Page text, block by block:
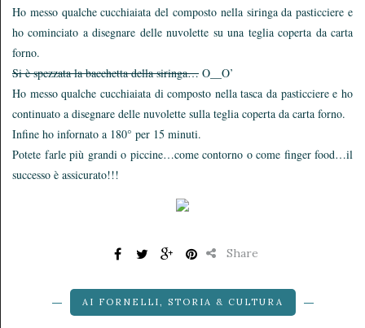
Ho messo qualche cucchiaiata del composto nella siringa da pasticciere e
ho cominciato a disegnare delle nuvolette su una teglia coperta da carta
forno.
Si è spezzata la bacchetta della siringa… O__O’
Ho messo qualche cucchiaiata di composto nella tasca da pasticciere e ho
continuato a disegnare delle nuvolette sulla teglia coperta da carta forno.
Infine ho infornato a 180° per 15 minuti.
Potete farle più grandi o piccine…come contorno o come finger food…il
successo è assicurato!!!
Share
AI FORNELLI , STORIA & CULTURA